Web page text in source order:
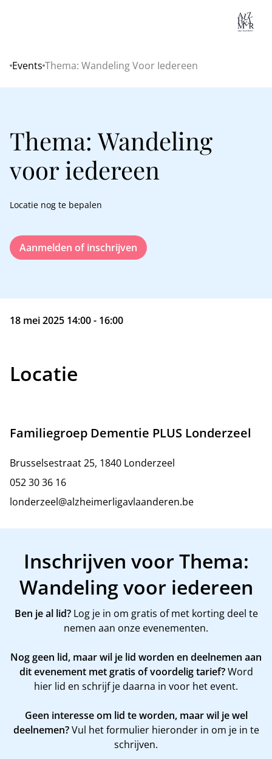
Home
Events Thema: Wandeling Voor Iedereen
Thema: Wandeling
voor iedereen
Locatie nog te bepalen
Aanmelden of inschrijven
18 mei 2025 14:00 - 16:00
Locatie
Familiegroep Dementie PLUS Londerzeel
Brusselsestraat 25, 1840 Londerzeel
052 30 36 16
londerzeel@alzheimerligavlaanderen.be
Inschrijven voor Thema:
Wandeling voor iedereen
Ben je al lid?Log je in om gratis of met korting deel te
nemen aan onze evenementen.
Nog geen lid, maar wil je lid worden en deelnemen aan
dit evenement met gratis of voordelig tarief?Word
hier lid en schrijf je daarna in voor het event.
Geen interesse om lid te worden, maar wil je wel
deelnemen?Vul het formulier hieronder in om je in te
schrijven.